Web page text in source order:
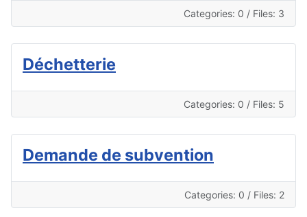
Categories: 0 / Files: 3
Déchetterie
Categories: 0 / Files: 5
Demande de subvention
Categories: 0 / Files: 2